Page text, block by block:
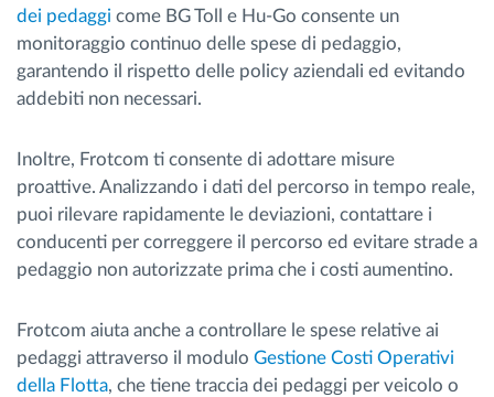
dei pedaggi come BG Toll e Hu-Go consente un
monitoraggio continuo delle spese di pedaggio,
garantendo il rispetto delle policy aziendali ed evitando
addebiti non necessari.
Inoltre, Frotcom ti consente di adottare misure
proattive. Analizzando i dati del percorso in tempo reale,
puoi rilevare rapidamente le deviazioni, contattare i
conducenti per correggere il percorso ed evitare strade a
pedaggio non autorizzate prima che i costi aumentino.
Frotcom aiuta anche a controllare le spese relative ai
pedaggi attraverso il modulo Gestione Costi Operativi
della Flotta, che tiene traccia dei pedaggi per veicolo o